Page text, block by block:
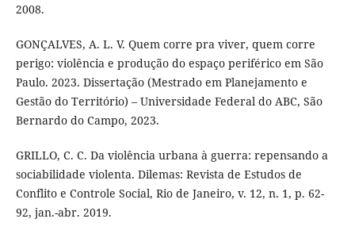
2008.
GONÇALVES, A. L. V. Quem corre pra viver, quem corre
perigo: violência e produção do espaço periférico em São
Paulo. 2023. Dissertação (Mestrado em Planejamento e
Gestão do Território) – Universidade Federal do ABC, São
Bernardo do Campo, 2023.
GRILLO, C. C. Da violência urbana à guerra: repensando a
sociabilidade violenta. Dilemas: Revista de Estudos de
Conflito e Controle Social, Rio de Janeiro, v. 12, n. 1, p. 62-
92, jan.-abr. 2019.